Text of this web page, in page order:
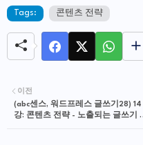
Tags: 콘텐츠 전략
이전
(abc센스, 워드프레스 글쓰기28) 14
강: 콘텐츠 전략 - 노출되는 글쓰기